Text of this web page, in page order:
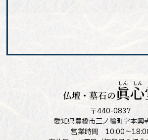
〒440-0837
愛知県豊橋市三ノ輪町字本興
営業時間 10:00～